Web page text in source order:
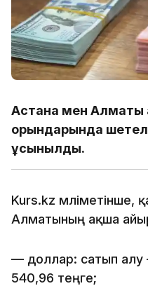
Астана мен Алматы
орындарында
ұсынылды.
Kurs.kz мәліметінше,
Алматының ақша
— доллар: сатып
540,96 теңге;